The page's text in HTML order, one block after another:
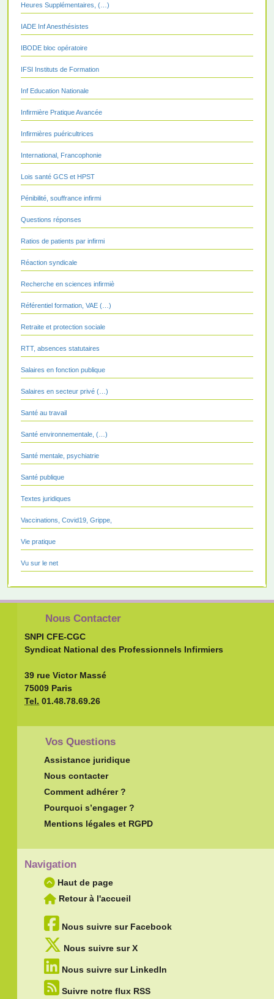
Heures Supplémentaires, (…)
IADE Inf Anesthésistes
IBODE bloc opératoire
IFSI Instituts de Formation
Inf Education Nationale
Infirmière Pratique Avancée
Infirmières puéricultrices
International, Francophonie
Lois santé GCS et HPST
Pénibilité, souffrance infirmi
Questions réponses
Ratios de patients par infirmi
Réaction syndicale
Recherche en sciences infirmiè
Référentiel formation, VAE (…)
Retraite et protection sociale
RTT, absences statutaires
Salaires en fonction publique
Salaires en secteur privé (…)
Santé au travail
Santé environnementale, (…)
Santé mentale, psychiatrie
Santé publique
Textes juridiques
Vaccinations, Covid19, Grippe,
Vie pratique
Vu sur le net
Nous Contacter
SNPI CFE-CGC
Syndicat National des Professionnels Infirmiers
39 rue Victor Massé
75009 Paris
Tel. 01.48.78.69.26
Vos Questions
Assistance juridique
Nous contacter
Comment adhérer ?
Pourquoi s’engager ?
Mentions légales et RGPD
Navigation
Haut de page
Retour à l'accueil
Nous suivre sur Facebook
Nous suivre sur X
Nous suivre sur LinkedIn
Suivre notre flux RSS